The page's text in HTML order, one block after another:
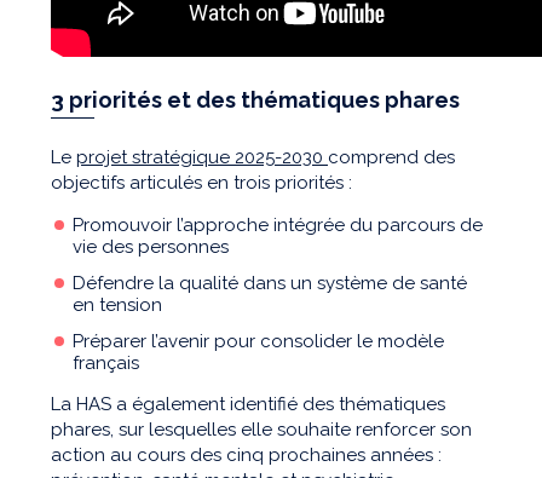
3 priorités et des thématiques phares
Le projet stratégique 2025-2030 comprend des
objectifs articulés en trois priorités :
Promouvoir l’approche intégrée du parcours de
vie des personnes
Défendre la qualité dans un système de santé
en tension
Préparer l’avenir pour consolider le modèle
français
La HAS a également identifié des thématiques
phares, sur lesquelles elle souhaite renforcer son
action au cours des cinq prochaines années :